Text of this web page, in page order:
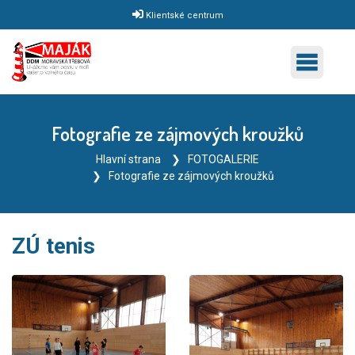
Klientské centrum
Fotografie ze zájmových kroužků
Hlavní strana
FOTOGALERIE
Fotografie ze zájmových kroužků
ZÚ tenis